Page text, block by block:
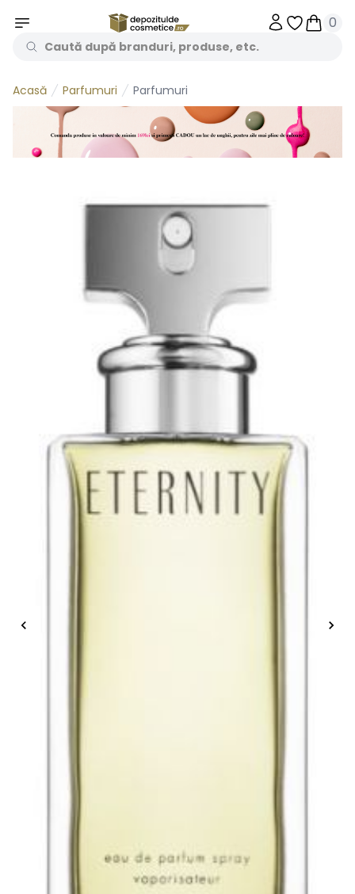
Obiecte
0
Acasă Parfumuri Parfumuri